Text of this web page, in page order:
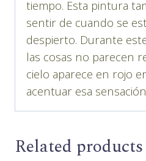
tiempo. Esta pintura
sentir de cuando se
despierto. Durante
las cosas no parecen
cielo aparece en rojo
acentuar esa
Related products